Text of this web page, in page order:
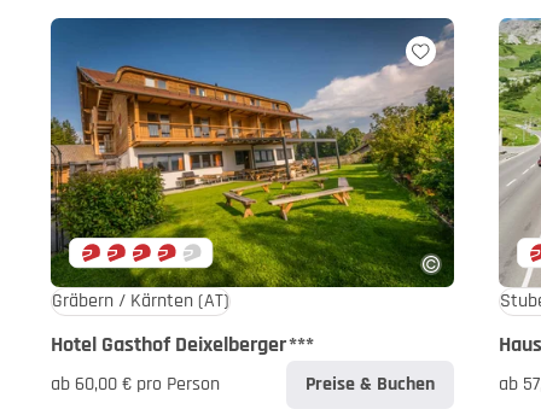
Gräbern / Kärnten(AT)
Hotel Gasthof Deixelberger***
ab 60,00 € pro Person Preise & Buchen ab